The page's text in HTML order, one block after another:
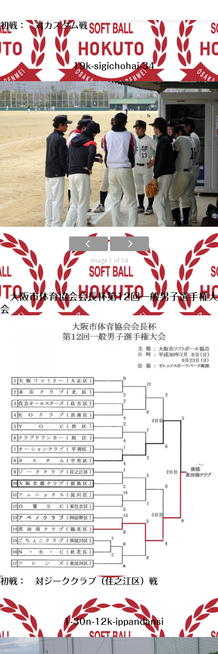
初戦： 対カスタム戦
19k-sigichohai-34
Image 1 of 14
大阪市体育協会会長杯第12回一般男子選手権大
会
初戦： 対ジーククラブ（住之江区）戦
1-30n-12k-ippandansi